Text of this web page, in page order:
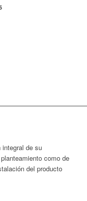
de su
como de
del producto